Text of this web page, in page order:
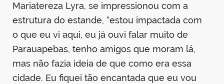
Mariatereza Lyra, se impressionou com a
estrutura do estande, “estou impactada com
o que eu vi aqui, eu já ouvi falar muito de
Parauapebas, tenho amigos que moram lá,
mas não fazia ideia de que como era essa
cidade. Eu fiquei tão encantada que eu vou